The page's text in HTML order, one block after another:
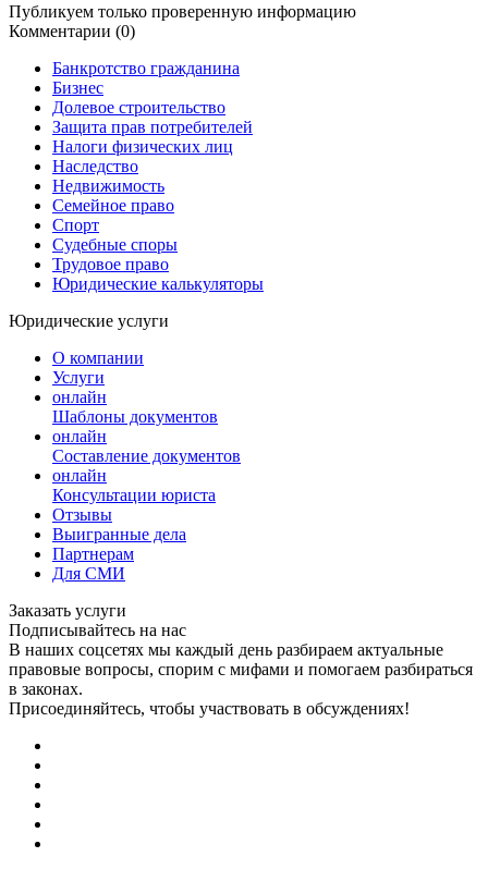
Публикуем только проверенную информацию
Комментарии (0)
Банкротство гражданина
Бизнес
Долевое строительство
Защита прав потребителей
Налоги физических лиц
Наследство
Недвижимость
Семейное право
Спорт
Судебные споры
Трудовое право
Юридические калькуляторы
Юридические услуги
О компании
Услуги
онлайн
Шаблоны документов
онлайн
Составление документов
онлайн
Консультации юриста
Отзывы
Выигранные дела
Партнерам
Для СМИ
Заказать услуги
Подписывайтесь на нас
В наших соцсетях мы каждый день разбираем актуальные
правовые вопросы, спорим с мифами и помогаем разбираться
в законах.
Присоединяйтесь, чтобы участвовать в обсуждениях!